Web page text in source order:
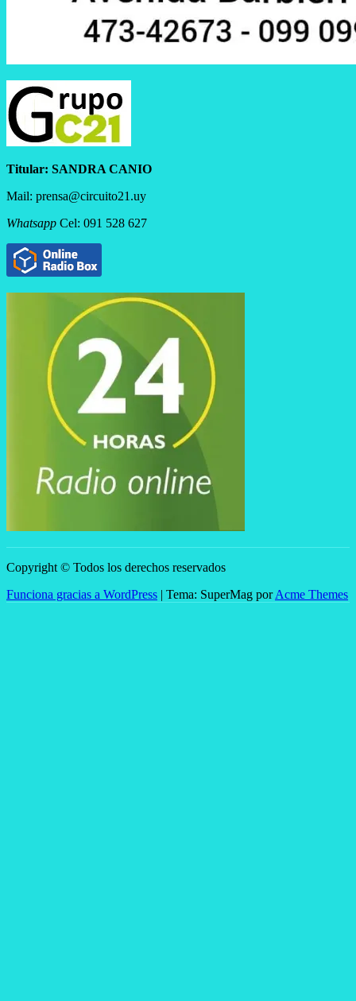
Titular: SANDRA CANIO
Mail: prensa@circuito21.uy
Whatsapp Cel: 091 528 627
Copyright © Todos los derechos reservados
Funciona gracias a WordPress | Tema: SuperMag porAcme Themes